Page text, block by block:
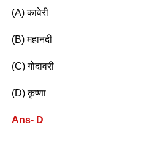
(A) कावेरी
(B) महानदी
(C) गोदावरी
(D) कृष्णा
Ans- D